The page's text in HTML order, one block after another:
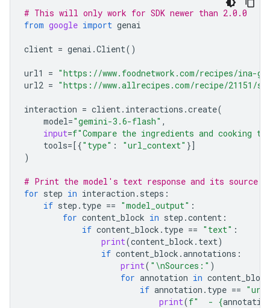
# This will only work for SDK newer than 2.0.0
from google import genai
client = genai .Client()
url1 = "https://www.foodnetwork.com/recipes/ina-
url2 = "https://www.allrecipes.com/recipe/21151/
interaction = client. interactions .create(
model="gemini-3.6-flash" ,
input=f"Compare the ingredients and cooking
tools=[{"type" : "url_context" }]
)
# Print the model's text response and its source
for step in interaction . steps :
if step . type == "model_output" :
for content_block in step .content :
if content_block . type == "text" :
print(content_block . text)
if content_block .annotations :
print( " \nSources:" )
for annotation in content_block
if annotation . type ==
print(f"  - {